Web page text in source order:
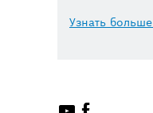
Узнать больше